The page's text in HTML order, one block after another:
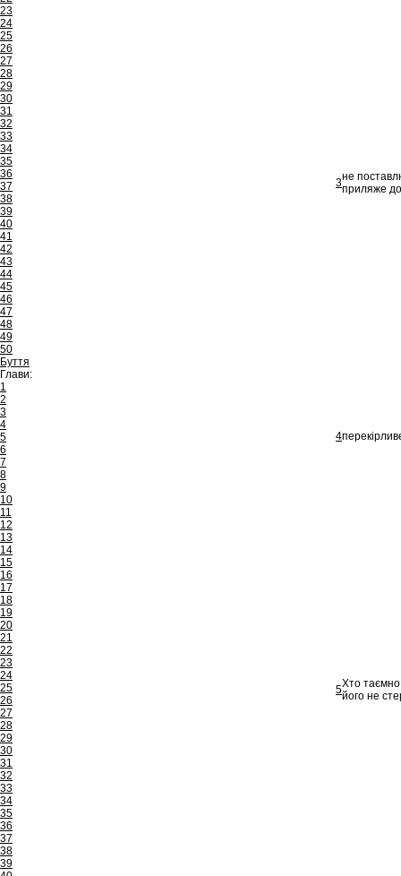
23
24
25
26
27
28
29
30
31
32
33
34
35
36
37
38
39
40
41
42
43
44
45
46
47
48
49
50
Буття
Глави:
1
2
3
4
5
6
7
8
9
10
11
12
13
14
15
16
17
18
19
20
21
22
23
24
25
26
27
28
29
30
31
32
33
34
35
36
37
38
39
3не
приляже
4
5Хто таємно
його не